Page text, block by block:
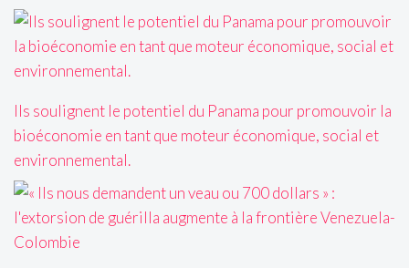
Ils soulignent le potentiel du Panama pour promouvoir la
bioéconomie en tant que moteur économique, social et
environnemental.